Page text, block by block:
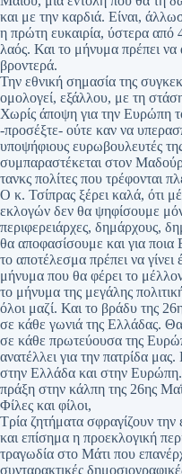
και με την καρδιά. Είναι,
η πρώτη ευκαιρία, ύστερα από
λαός. Και το μήνυμα πρέπει να
βροντερά.
Την εθνική σημασία της
ομολογεί, εξάλλου, με τη
Χωρίς άποψη για την Ευρώπη
-προσέξτε- ούτε καν να
υποψήφιους ευρωβουλευτές
συμπαραστέκεται στον
τανκς πολίτες που τρέφονται
Ο κ. Τσίπρας ξέρει καλά, ότι
εκλογών δεν θα ψηφίσουμε
περιφερειάρχες, δημάρχους,
θα αποφασίσουμε και για ποια
το αποτέλεσμα πρέπει να
μήνυμα που θα φέρει το
το μήνυμα της μεγάλης
όλοι μαζί. Και το βράδυ της
σε κάθε γωνιά της Ελλάδας.
σε κάθε πρωτεύουσα της
ανατέλλει για την πατρίδα μας.
στην Ελλάδα και στην
πράξη στην κάλπη της 26ης
Φίλες και φίλοι,
Τρία ζητήματα σφραγίζουν την
και επίσημα η προεκλογική
τραγωδία στο Μάτι που
συνταρακτικές